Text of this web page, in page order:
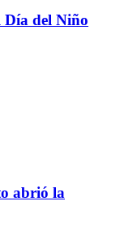
Día del Niño
abrió la